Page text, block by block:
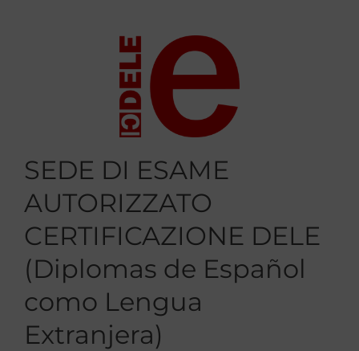
SEDE DI ESAME
AUTORIZZATO
CERTIFICAZIONE DELE
(Diplomas de Español
como Lengua
Extranjera)